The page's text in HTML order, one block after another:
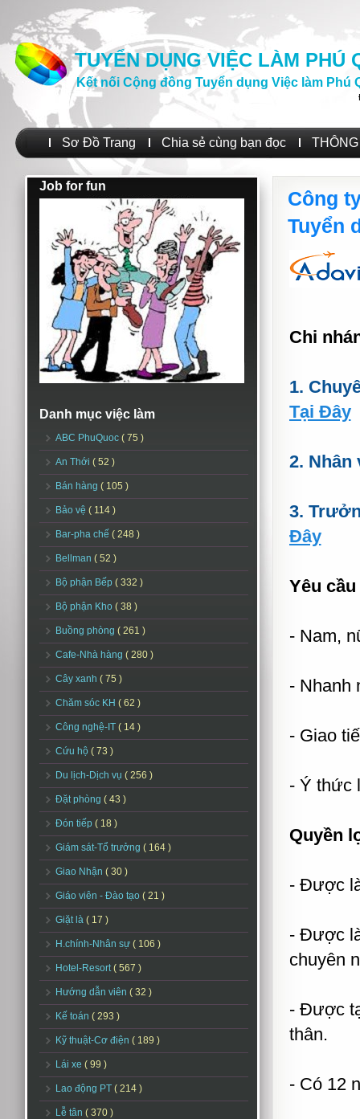
TUYỂN DỤNG VIỆC LÀM PHÚ
Kết nối Cộng đồng Tuyển dụng Việc làm Phú
Sơ Đồ Trang Chia sẻ cùng bạn đọc
Job for fun
Danh mục việc làm
ABC PhuQuoc ( 75 )
An Thới ( 52 )
Bán hàng ( 105 )
Bảo vệ ( 114 )
Bar-pha chế ( 248 )
Bellman ( 52 )
Bộ phận Bếp ( 332 )
Bộ phận Kho ( 38 )
Buồng phòng ( 261 )
Cafe-Nhà hàng ( 280 )
Cây xanh ( 75 )
Chăm sóc KH ( 62 )
Công nghệ-IT ( 14 )
Cứu hộ ( 73 )
Du lịch-Dịch vụ ( 256 )
Đặt phòng ( 43 )
Đón tiếp ( 18 )
Giám sát-Tổ trưởng ( 164 )
Giao Nhận ( 30 )
Giáo viên - Đào tạo ( 21 )
Giặt là ( 17 )
H.chính-Nhân sự ( 106 )
Hotel-Resort( 567 )
Hướng dẫn viên ( 32 )
Kế toán ( 293 )
Kỹ thuật-Cơ điện ( 189 )
Lái xe ( 99 )
Lao động PT ( 214 )
Lễ tân ( 370 )
Công
Tuyển
Chi
1.
Tại Đây
2.
3.
Đây
Yêu
- Nam,
- Nhanh
- Giao
- Ý thức
Quyền
- Được
- Được
chuyên
- Được
thân.
- Có 12